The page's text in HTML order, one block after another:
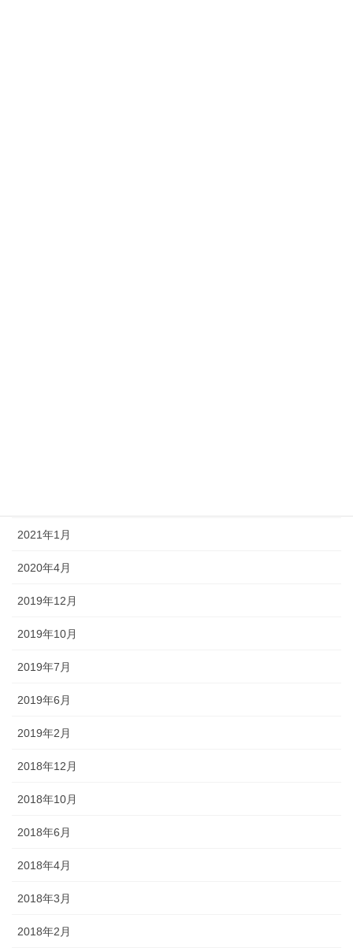
2021年1月
2020年4月
2019年12月
2019年10月
2019年7月
2019年6月
2019年2月
2018年12月
2018年10月
2018年6月
2018年4月
2018年3月
2018年2月